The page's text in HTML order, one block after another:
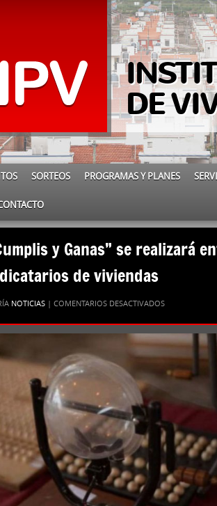
DE
SORTEOS PROGRAMAS Y PLANES
y Ganas” se realizará
de viviendas
NOTICIAS | COMENTARIOS DESACTIVADOSEN
“CUMPLIS
Y
GANAS”
MÁS
DE
15.100
DE
VIVIENDAS